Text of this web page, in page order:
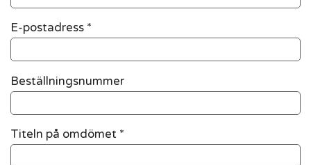
E-postadress *
Beställningsnummer
Titeln på omdömet *